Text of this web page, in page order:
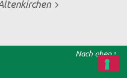
Nach oben↑